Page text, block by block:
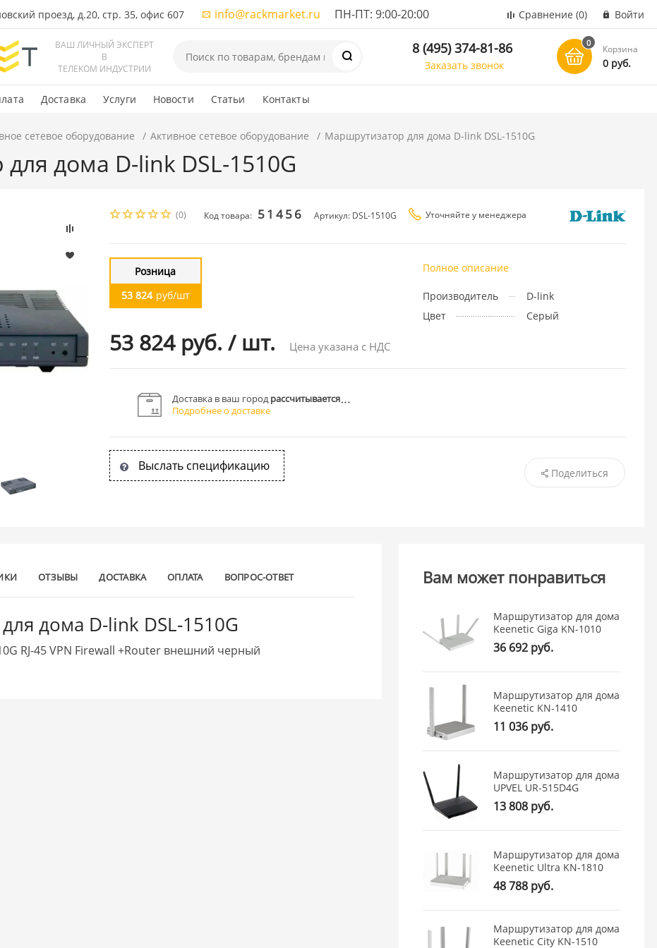
проезд, д.20, стр. 35, офис 607 info@rackmarket.ru ПН-ПТ: 9:00-20:00 Сравнение (0) Войти
ВАШ ЛИЧНЫЙ ЭКСПЕРТ
В
ТЕЛЕКОМ ИНДУСТРИИ
8 (495) 374-81-86
Заказать звонок
0
Корзина
0 руб.
Доставка Услуги Новости Статьи Контакты
сетевое оборудование Активное сетевое оборудование Маршрутизатор для дома D-link DSL-1510G
дома D-link DSL-1510G
(0) Код товара: 51456 Артикул: DSL-1510G Уточняйте у менеджера
Розница
53 824 руб/шт
53 824 руб. / шт. Цена указана с НДС
Полное описание
Производитель
D-link
Цвет
Серый
Доставка в ваш городрассчитывается
Подробнее о доставке
Выслать спецификацию Поделиться
ОТЗЫВЫ ДОСТАВКА ОПЛАТА ВОПРОС-ОТВЕТ
дома D-link DSL-1510G
RJ-45 VPN Firewall +Router внешний черный
Вам может понравиться
Маршрутизатор для дома
Keenetic Giga KN-1010
36 692 руб.
Маршрутизатор для дома
Keenetic KN-1410
11 036 руб.
Маршрутизатор для дома
UPVEL UR-515D4G
13 808 руб.
Маршрутизатор для дома
Keenetic Ultra KN-1810
48 788 руб.
Маршрутизатор для дома
Keenetic City KN-1510